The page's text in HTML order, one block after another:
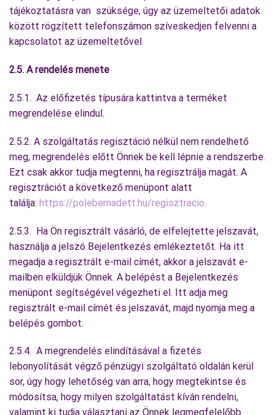
tájékoztatásra van szüksége, úgy az üzemeltetői adatok
között rögzített telefonszámon szíveskedjen felvenni a
kapcsolatot az üzemeltetővel.
2.5. A rendelés menete
2.5.1. Az előfizetés típusára kattintva a terméket
megrendelése elindul.
2.5.2. A szolgáltatás regisztáció nélkül nem rendelhető
meg, megrendelés előtt Önnek be kell lépnie a rendszerbe.
Ezt csak akkor tudja megtenni, ha regisztrálja magát. A
regisztrációt a következő menüpont alatt
találja: https://polebernadett.hu/regisztracio.
2.5.3. Ha Ön regisztrált vásárló, de elfelejtette jelszavát,
használja a jelszó Bejelentkezés emlékeztetőt. Ha itt
megadja a regisztrált e-mail címét, akkor a jelszavát e-
mailben elküldjük Önnek. A belépést a Bejelentkezés
menüpont segítségével végezheti el. Itt adja meg
regisztrált e-mail címét és jelszavát, majd nyomja meg a
belépés gombot.
2.5.4. A megrendelés elindításával a fizetés
lebonyolítását végző pénzügyi szolgáltató oldalán kerül
sor, úgy hogy lehetőség van arra, hogy megtekintse és
módosítsa, hogy milyen szolgáltatást kíván rendelni,
valamint ki tudja választani az Önnek legmegfelelőbb